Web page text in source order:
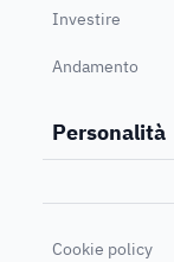
Investire
Andamento
Personalità
Cookie policy